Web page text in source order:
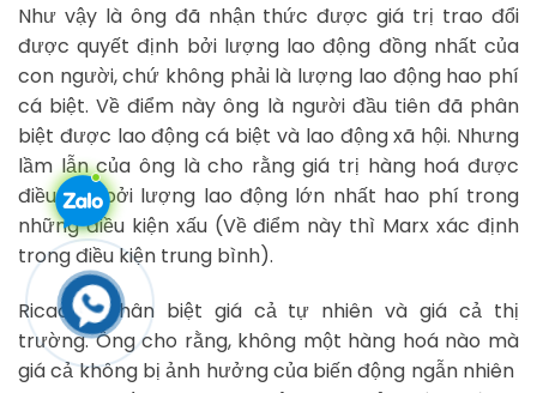
Như vậy là ông đã nhận thức được giá trị trao đổi
được quyết định bởi lượng lao động đồng nhất của
con người, chứ không phải là lượng lao động hao phí
cá biệt. Về điểm này ông là người đầu tiên đã phân
biệt được lao động cá biệt và lao động xã hội. Nhưng
lầm lẫn của ông là cho rằng giá trị hàng hoá được
điều tiết bởi lượng lao động lớn nhất hao phí trong
những điều kiện xấu (Về điểm này thì Marx xác định
trong điều kiện trung bình).
Ricacdo phân biệt giá cả tự nhiên và giá cả thị
trường. Ông cho rằng, không một hàng hoá nào mà
giá cả không bị ảnh hưởng của biến động ngẫn nhiên